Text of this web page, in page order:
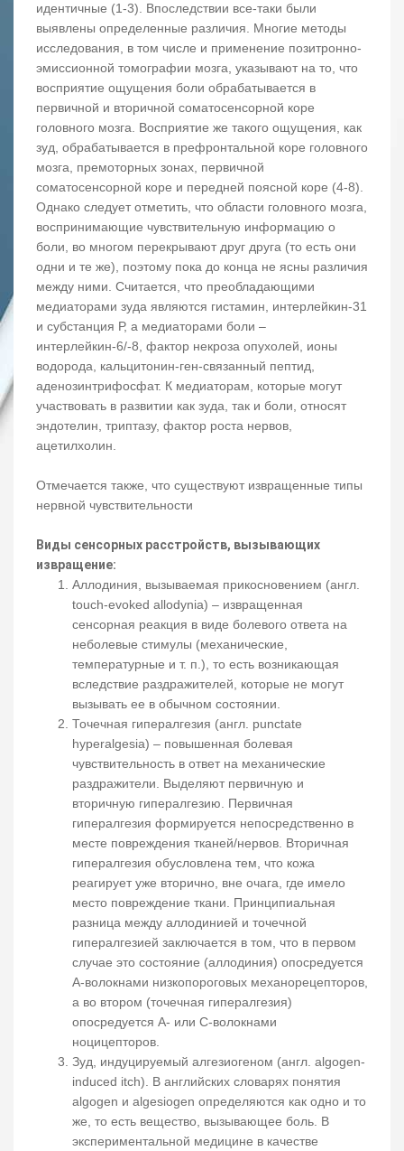
идентичные (1-3). Впоследствии все-таки были
выявлены определенные различия. Многие методы
исследования, в том числе и применение позитронно-
эмиссионной томографии мозга, указывают на то, что
восприятие ощущения боли обрабатывается в
первичной и вторичной соматосенсорной коре
головного мозга. Восприятие же такого ощущения, как
зуд, обрабатывается в префронтальной коре головного
мозга, премоторных зонах, первичной
соматосенсорной коре и передней поясной коре (4-8).
Однако следует отметить, что области головного мозга,
воспринимающие чувствительную информацию о
боли, во многом перекрывают друг друга (то есть они
одни и те же), поэтому пока до конца не ясны различия
между ними. Считается, что преобладающими
медиаторами зуда являются гистамин, интерлейкин-31
и субстанция Р, а медиаторами боли –
интерлейкин-6/-8, фактор некроза опухолей, ионы
водорода, кальцитонин-ген-связанный пептид,
аденозинтрифосфат. К медиаторам, которые могут
участвовать в развитии как зуда, так и боли, относят
эндотелин, триптазу, фактор роста нервов,
ацетилхолин.
Отмечается также, что существуют извращенные типы
нервной чувствительности
Виды сенсорных расстройств, вызывающих
извращение:
Аллодиния, вызываемая прикосновением (англ.
touch-evoked allodynia) – извращенная
сенсорная реакция в виде болевого ответа на
неболевые стимулы (механические,
температурные и т. п.), то есть возникающая
вследствие раздражителей, которые не могут
вызывать ее в обычном состоянии.
Точечная гипералгезия (англ. punctate
hyperalgesia) – повышенная болевая
чувствительность в ответ на механические
раздражители. Выделяют первичную и
вторичную гипералгезию. Первичная
гипералгезия формируется непосредственно в
месте повреждения тканей/нервов. Вторичная
гипералгезия обусловлена тем, что кожа
реагирует уже вторично, вне очага, где имело
место повреждение ткани. Принципиальная
разница между аллодинией и точечной
гипералгезией заключается в том, что в первом
случае это состояние (аллодиния) опосредуется
А-волокнами низкопороговых механорецепторов,
а во втором (точечная гипералгезия)
опосредуется А- или С-волокнами
ноцицепторов.
Зуд, индуцируемый алгезиогеном (англ. algogen-
induced itch). В английских словарях понятия
algogen и algesiogen определяются как одно и то
же, то есть вещество, вызывающее боль. В
экспериментальной медицине в качестве